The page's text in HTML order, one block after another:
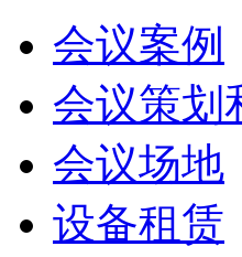
会议案例
会议策划
会议场地
设备租赁